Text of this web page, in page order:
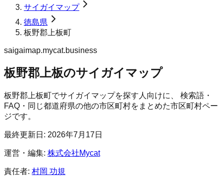
サイガイマップ
徳島県
板野郡上板町
saigaimap.mycat.business
板野郡上板のサイガイマップ
板野郡上板町でサイガイマップを探す人向けに、 検索語・
FAQ・同じ都道府県の他の市区町村をまとめた市区町村ペー
ジです。
最終更新日: 2026年7月17日
運営・編集: 株式会社Mycat
責任者: 村岡 功規